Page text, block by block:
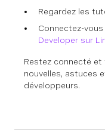
Regardez les
Connectez-
Developer sur
Restez connecté et
nouvelles, astuces
développeurs.